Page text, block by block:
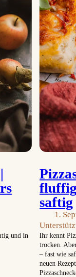
und in
saftig
1.
Ihr kennt
trocken.
– fast wie
neuen